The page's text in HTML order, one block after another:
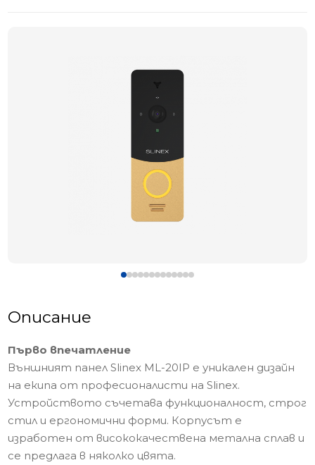
Описание
Първо впечатление
Външният панел Slinex ML-20IP е уникален дизайн
на екипа от професионалисти на Slinex.
Устройството съчетава функционалност, строг
стил и ергономични форми. Корпусът е
изработен от висококачествена метална сплав и
се предлага в няколко цвята.